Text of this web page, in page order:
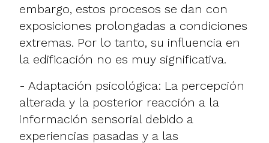
embargo, estos procesos se dan con
exposiciones prolongadas a condiciones
extremas. Por lo tanto, su influencia en
la edificación no es muy significativa.
- Adaptación psicológica: La percepción
alterada y la posterior reacción a la
información sensorial debido a
experiencias pasadas y a las